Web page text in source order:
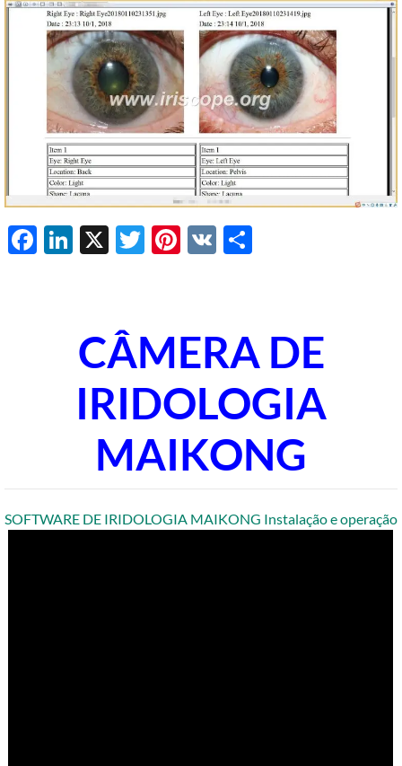
Facebook
LinkedIn
X Twitter
Pinterest
VK
CÂMERA DE
IRIDOLOGIA
MAIKONG
SOFTWARE DE IRIDOLOGIA MAIKONG Instalação e operação